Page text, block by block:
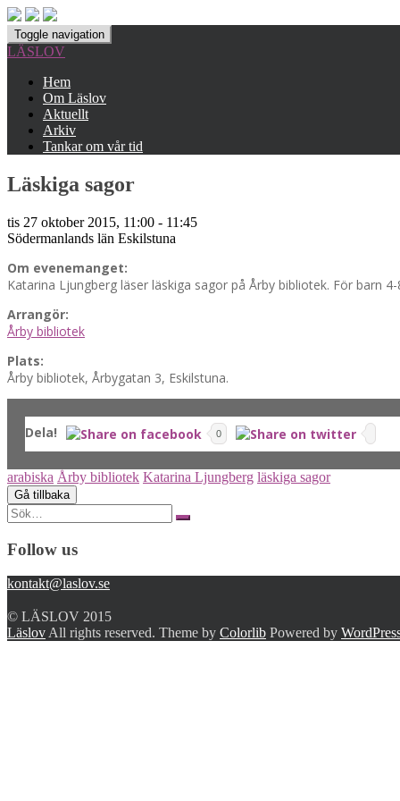
Toggle navigation
LÄSLOV
Hem
Om Läslov
Aktuellt
Arkiv
Tankar om vår tid
Läskiga sagor
tis 27 oktober 2015, 11:00 - 11:45
Södermanlands län Eskilstuna
Om evenemanget:
Katarina Ljungberg läser läskiga sagor på Årby bibliotek. För barn 4-
Arrangör:
Årby bibliotek
Plats:
Årby bibliotek, Årbygatan 3, Eskilstuna.
Dela! 0
arabiska Årby bibliotek Katarina Ljungberg läskiga sagor
Search
for:
Follow us
kontakt@laslov.se
© LÄSLOV 2015
Läslov All rights reserved. Theme by Colorlib Powered by